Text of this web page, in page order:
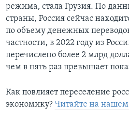
режима, стала Грузия. По
страны, Россия сейчас
по объему денежных
частности, в 2022 году из
перечислено более 2 млрд
чем в пять раз превышает
Как повлияет переселение
экономику? Читайте на нашем